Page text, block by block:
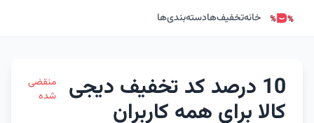
خانهتخفیف‌هادسته‌بندی‌ها
10 درصد کد تخفیف دیجی
کالا برای همه کاربران
منقضی
شده